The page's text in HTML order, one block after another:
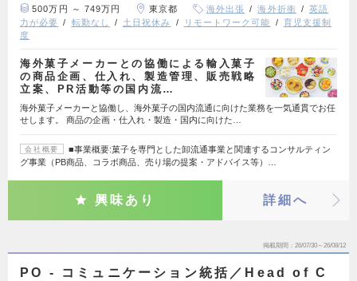
500万円 ～ 749万円 東京都 海外出張 海外折衝
英語
力が必要
転勤なし 土日祝休み リモートワーク可能
育児支援制
度
海外菓子メーカーとの協働による輸入菓子
の商品企画、仕入れ、製造管理、販売戦略
立案、PR活動等の国内流…
海外菓子メーカーと協働し、海外菓子の国内流通に向けた業務を一気通貫でお任
せします。 商品の企画・仕入れ・製造・国内に向けた…
会社概要
■事業概要:菓子を専門とした卸流通事業と関連するコンサルティン
グ事業（PB商品、コラボ商品、売り場の提案・アドバイス等）…
興味あり 詳細へ
掲載期間 26/07/30～26/08/12
PO - コミュニケーション統括／Head of C